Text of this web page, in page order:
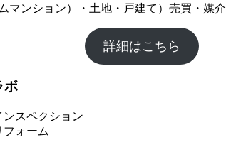
マンション）・土地・戸建て）売買・媒介
詳細はこちら
ボ
ンスペクション
フォーム